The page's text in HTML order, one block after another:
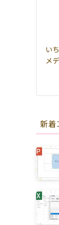
い
メ
新着